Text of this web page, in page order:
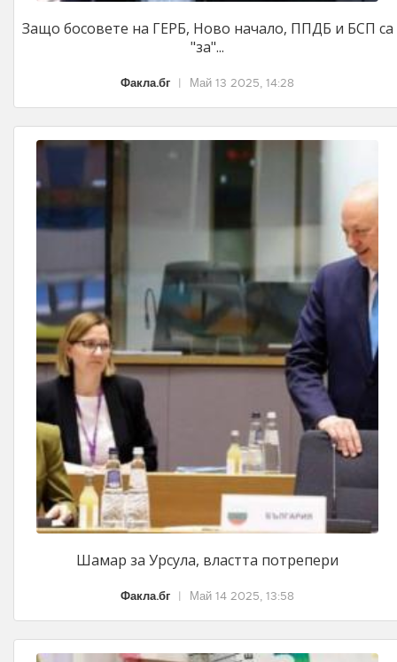
Защо босовете на ГЕРБ, Ново начало, ППДБ и БСП са
"за"...
Факла.бг Май 13 2025, 14:28
Шамар за Урсула, властта потрепери
Факла.бг Май 14 2025, 13:58